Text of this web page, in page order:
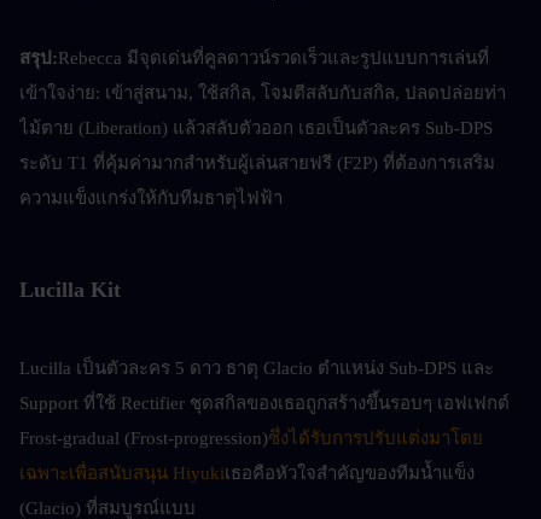
สรุป:Rebecca มีจุดเด่นที่คูลดาวน์รวดเร็วและรูปแบบการเล่นที่
เข้าใจง่าย: เข้าสู่สนาม, ใช้สกิล, โจมตีสลับกับสกิล, ปลดปล่อยท่า
ไม้ตาย (Liberation) แล้วสลับตัวออก เธอเป็นตัวละคร Sub-DPS
ระดับ T1 ที่คุ้มค่ามากสำหรับผู้เล่นสายฟรี (F2P) ที่ต้องการเสริม
ความแข็งแกร่งให้กับทีมธาตุไฟฟ้า
Lucilla Kit
Lucilla เป็นตัวละคร 5 ดาว ธาตุ Glacio ตำแหน่ง Sub-DPS และ
Support ที่ใช้ Rectifier ชุดสกิลของเธอถูกสร้างขึ้นรอบๆ เอฟเฟกต์
Frost-gradual (Frost-progression)ซึ่งได้รับการปรับแต่งมาโดย
เฉพาะเพื่อสนับสนุน Hiyukiเธอคือหัวใจสำคัญของทีมน้ำแข็ง
(Glacio) ที่สมบูรณ์แบบ